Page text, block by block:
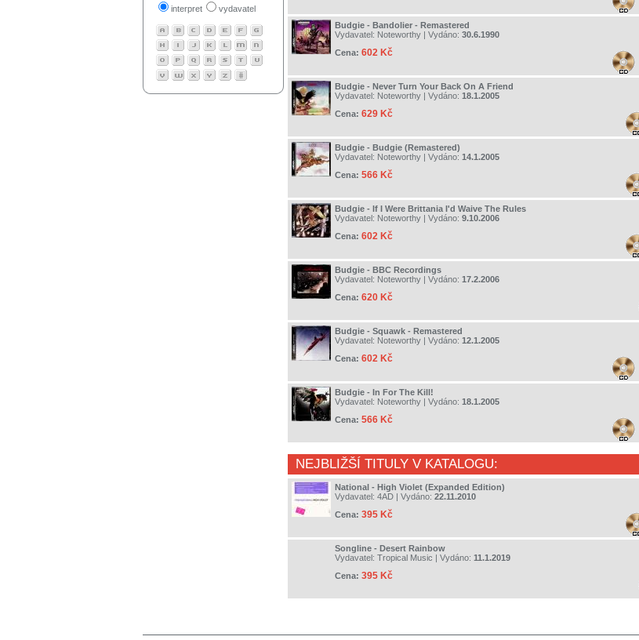
interpret vydavatel
Budgie - Bandolier - Remastered
Vydavatel: Noteworthy | Vydáno: 30.6.1990
Cena: 602 Kč
Budgie - Never Turn Your Back On A Friend
Vydavatel: Noteworthy | Vydáno: 18.1.2005
Cena: 629 Kč
Budgie - Budgie (Remastered)
Vydavatel: Noteworthy | Vydáno: 14.1.2005
Cena: 566 Kč
Budgie - If I Were Brittania I'd Waive The Rules
Vydavatel: Noteworthy | Vydáno: 9.10.2006
Cena: 602 Kč
Budgie - BBC Recordings
Vydavatel: Noteworthy | Vydáno: 17.2.2006
Cena: 620 Kč
Budgie - Squawk - Remastered
Vydavatel: Noteworthy | Vydáno: 12.1.2005
Cena: 602 Kč
Budgie - In For The Kill!
Vydavatel: Noteworthy | Vydáno: 18.1.2005
Cena: 566 Kč
NEJBLIŽŠÍ TITULY V KATALOGU:
National - High Violet (Expanded Edition)
Vydavatel: 4AD | Vydáno: 22.11.2010
Cena: 395 Kč
Songline - Desert Rainbow
Vydavatel: Tropical Music | Vydáno: 11.1.2019
Cena: 395 Kč